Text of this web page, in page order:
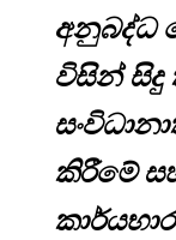
අනුබද්ධ
විසින් සිදු
කිරීමේ